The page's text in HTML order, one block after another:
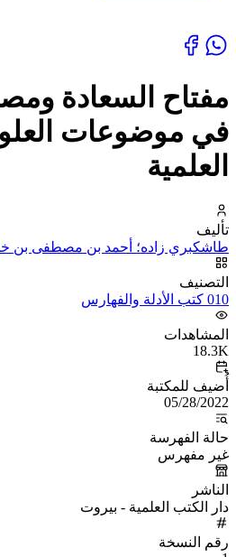
مفتاح السعادة
في موضوعات
العلمية
تأليف
طاشكبري زاده؛ أحمد بن مصطفى بن
التصنيف
010 كتب الأدلة والفهارس
المشاهدات
18.3K
أُضيف للمكتبة
05/28/2022
حالة الفهرسة
غير مفهرس
الناشر
دار الكتب العلمية - بيروت
رقم النسخة